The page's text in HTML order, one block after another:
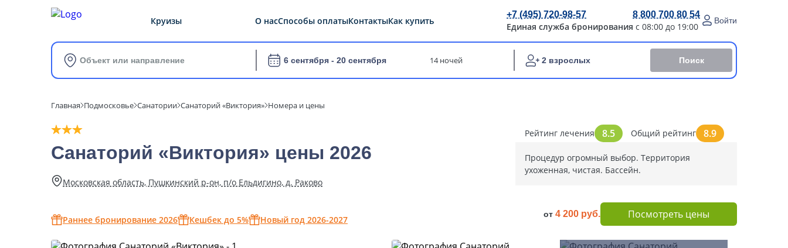
Круизы О насСпособы оплатыКонтактыКак купить
+7 (495) 720-98-57 8 800 700 80 54
Единая служба бронирования с 08:00 до 19:00
Войти
Объект или направление 6 сентября - 20 сентября 14 ночей 2 взрослых Поиск
Главная Подмосковье Санатории Санаторий «Виктория» Номера и цены
Санаторий «Виктория» цены 2026
Московская область, Пушкинский р-он, п/о Ельдигино, д. Раково
Раннее бронирование 2026 Кешбек до 5% Новый год 2026-2027
Рейтинг лечения 8.5 Общий рейтинг 8.9
Процедур огромный выбор. Территория
ухоженная, чистая. Бассейн.
от 4 200 руб. Посмотреть цены